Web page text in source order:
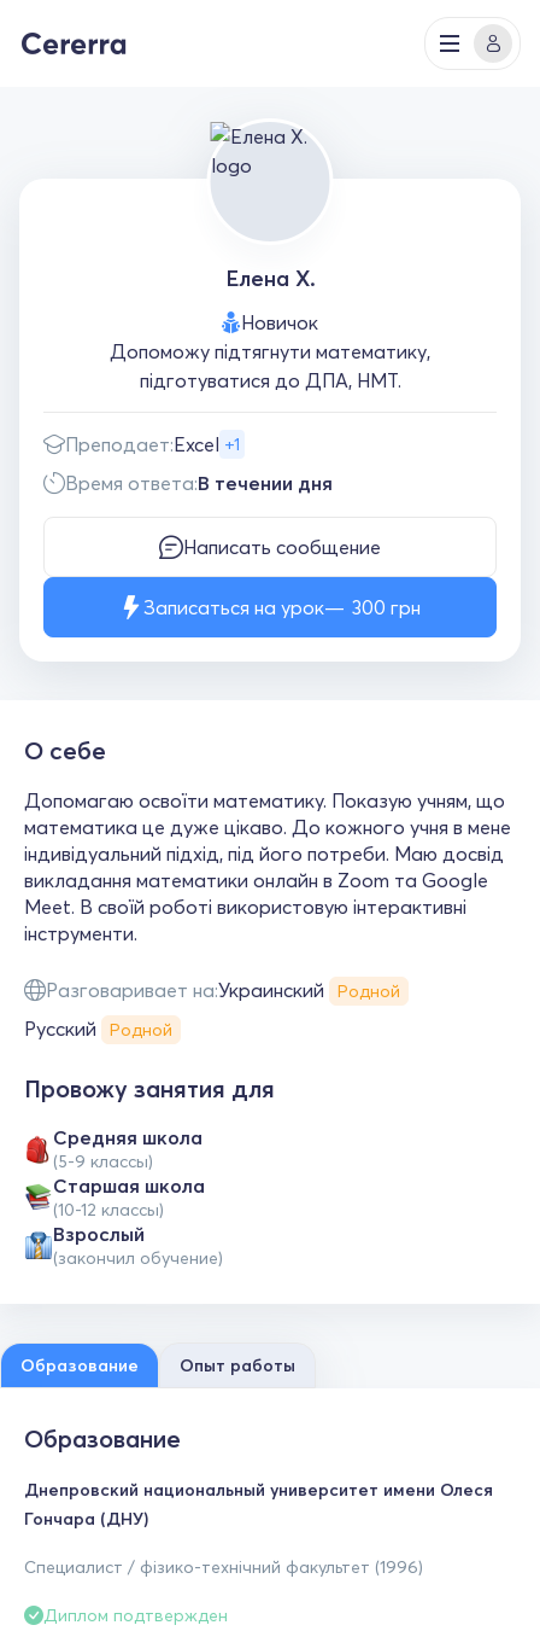
Елена Х.
Новичок
Допоможу підтягнути математику,
підготуватися до ДПА, НМТ.
Преподает:Excel +1
Время ответа:В течении дня
Написать сообщение
Записаться на урок 300 грн
О себе
Допомагаю освоїти математику. Показую учням, що
математика це дуже цікаво. До кожного учня в мене
індивідуальний підхід, під його потреби. Маю досвід
викладання математики онлайн в Zoom та Google
Meet. В своїй роботі використовую інтерактивні
інструменти.
Разговаривает на:Украинский Родной
Русский Родной
Провожу занятия для
Средняя школа
(5-9 классы)
Cтаршая школа
(10-12 классы)
Взрослый
(закончил обучение)
Образование Опыт работы
Образование
Днепровский национальный университет имени Олеся
Гончара (ДНУ)
Специалист / фізико-технічний факультет (1996)
Диплом подтвержден